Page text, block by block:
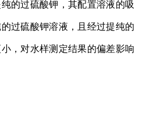
的过硫酸钾，其配置溶液的吸
过硫酸钾溶液，且经过提纯的
，对水样测定结果的偏差影响